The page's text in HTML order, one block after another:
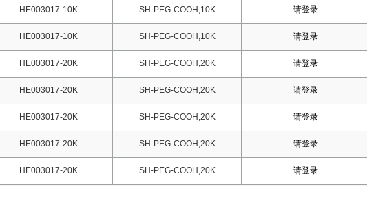
HE003017-10K SH-PEG-COOH,10K 请登录
HE003017-10K SH-PEG-COOH,10K 请登录
HE003017-20K SH-PEG-COOH,20K 请登录
HE003017-20K SH-PEG-COOH,20K 请登录
HE003017-20K SH-PEG-COOH,20K 请登录
HE003017-20K SH-PEG-COOH,20K 请登录
HE003017-20K SH-PEG-COOH,20K 请登录